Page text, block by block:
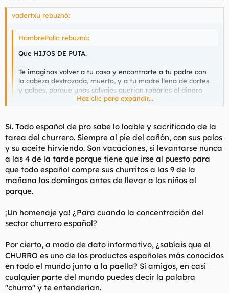
vadertxu rebuznó:
HombrePollo rebuznó:
Que HIJOS DE PUTA.
Te imaginas volver a tu casa y encontrarte a tu padre con
la cabeza destrozada, muerto, y a tu madre llena de cortes
y golpes, porque unos salvajes querian robarles el dinero
que consiguen diariamente con el sudor de su frente.
tenian que matarlo.
¡PENA DE MUERTE YA!
PS: ¿Se sabe si eran inmigrantes?
¿Por que?
¿Sería acaso menos grave si fueran naturales de Vinaroz? :cry:
Haz clic para expandir...
Sí. Todo español de pro sabe lo loable y sacrificado de la
tarea del churrero. Siempre al pie del cañón, con sus palos
y su aceite hirviendo. Son vacaciones, si levantarse nunca
a las 4 de la tarde porque tiene que irse al puesto para
que todo español compre sus churritos a las 9 de la
mañana los domingos antes de llevar a los niños al
parque.
¡Un homenaje ya! ¿Para cuando la concentración del
sector churrero español?
Por cierto, a modo de dato informativo, ¿sabíais que el
CHURRO es uno de los productos españoles más conocidos
en todo el mundo junto a la paella? Sí amigos, en casi
cualquier parte del mundo puedes decir la palabra
"churro" y te entenderían.